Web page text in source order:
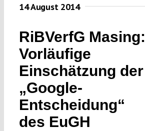
Verfassungs
Verfassungs
editorial
About
Submissions
14 August 2014
RiBVerfG Masing:
Vorläufige
Einschätzung der
„Google-
Entscheidung“
des EuGH